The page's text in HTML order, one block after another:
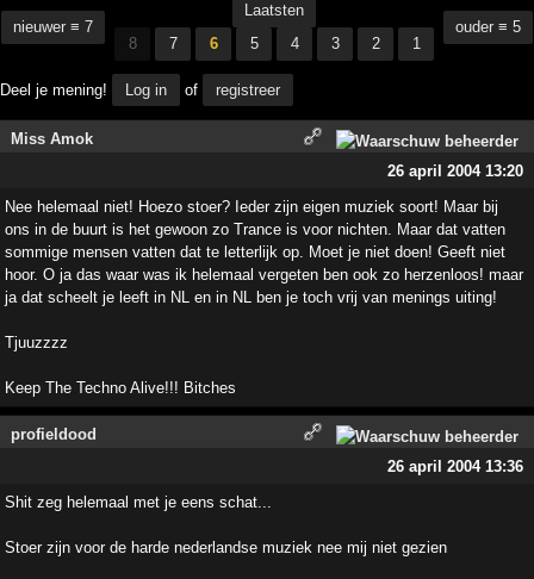
nieuwer ≡ 7
Laatsten
8
7 6 5 4 3 2 1
ouder ≡ 5
Deel je mening! Log in of registreer
Miss Amok
26 april 2004 13:20
Nee helemaal niet! Hoezo stoer? Ieder zijn eigen muziek soort! Maar bij
ons in de buurt is het gewoon zo Trance is voor nichten. Maar dat vatten
sommige mensen vatten dat te letterlijk op. Moet je niet doen! Geeft niet
hoor. O ja das waar was ik helemaal vergeten ben ook zo herzenloos! maar
ja dat scheelt je leeft in NL en in NL ben je toch vrij van menings uiting!
Tjuuzzzz
Keep The Techno Alive!!! Bitches
profieldood
26 april 2004 13:36
Shit zeg helemaal met je eens schat...
Stoer zijn voor de harde nederlandse muziek nee mij niet gezien